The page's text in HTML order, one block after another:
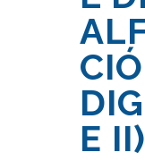
E II)